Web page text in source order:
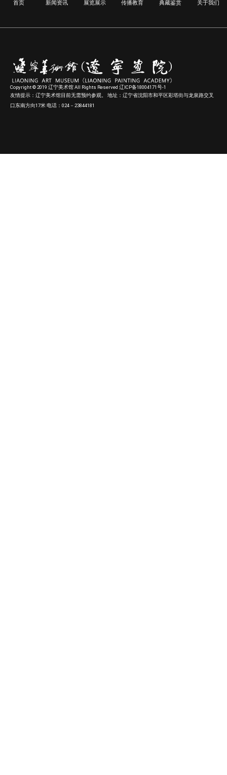
首页 新闻资讯 展览展示 传播教育 典藏鉴赏 关于我们
Copyright © 2019 辽宁美术馆 All Rights Reserved 辽ICP备18004171号-1
友情提示：辽宁美术馆目前无需预约参观。 地址：辽宁省沈阳市和平区彩塔街与龙泉路交叉
口东南方向17米 电话：024－23844181